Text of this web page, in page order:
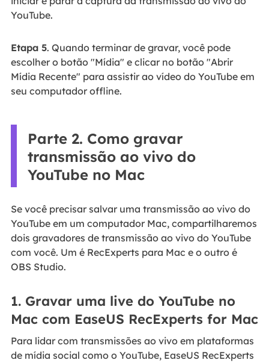
YouTube.
Etapa 5. Quando terminar de gravar, você pode
escolher o botão "Mídia" e clicar no botão "Abrir
Mídia Recente" para assistir ao vídeo do YouTube em
seu computador offline.
Parte 2. Como gravar
transmissão ao vivo do
YouTube no Mac
Se você precisar salvar uma transmissão ao vivo do
YouTube em um computador Mac, compartilharemos
dois gravadores de transmissão ao vivo do YouTube
com você. Um é RecExperts para Mac e o outro é
OBS Studio.
1. Gravar uma live do YouTube no
Mac com EaseUS RecExperts for Mac
Para lidar com transmissões ao vivo em plataformas
de mídia social como o YouTube, EaseUS RecExperts